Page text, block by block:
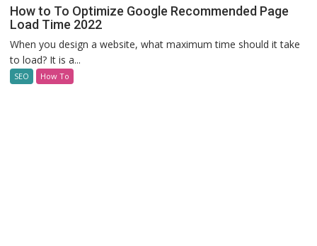
How to To Optimize Google Recommended Page
Load Time 2022
When you design a website, what maximum time should it take
to load? It is a...
SEO How To